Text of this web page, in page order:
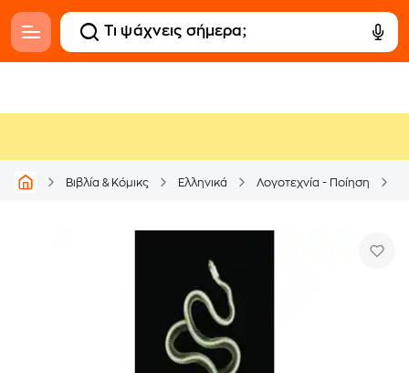
Βιβλία & Κόμικς Ελληνικά Λογοτεχνία - Ποίηση